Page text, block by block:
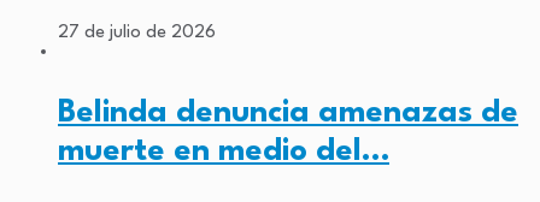
27 de julio de 2026
Belinda denuncia amenazas de
muerte en medio del…